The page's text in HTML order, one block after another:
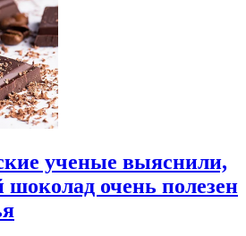
ученые выяснили,
очень полезен